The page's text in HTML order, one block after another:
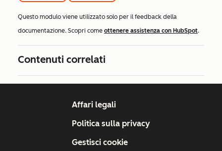
Questo modulo viene utilizzato solo per il feedback della
documentazione. Scopri come ottenere assistenza con HubSpot.
Contenuti correlati
Affari legali
Politica sulla privacy
Gestisci cookie